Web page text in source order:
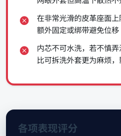
在非常光滑的皮革座面
额外固定或绑带避免位移
内芯不可水洗，若不慎
比可拆洗外套更为麻烦
各项表现评分